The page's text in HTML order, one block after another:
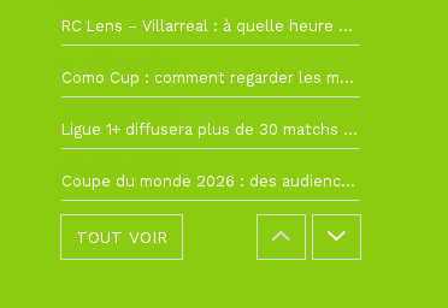
RC Lens – Villarreal : à quelle heure et sur quelle chaîne voir la finale de la Como Cup ?
Como Cup : comment regarder les matchs du RC Lens en direct ?
Ligue 1+ diffusera plus de 30 matchs amicaux avant la reprise de la Ligue 1
Coupe du monde 2026 : des audiences record, mais M6 devrait perdre très gros !
TOUT VOIR